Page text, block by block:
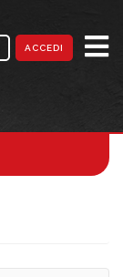
ACCEDI